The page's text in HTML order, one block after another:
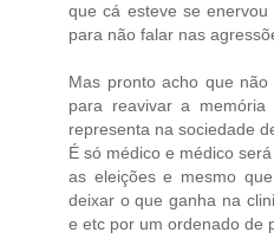
que cá esteve se
para não falar nas
Mas pronto acho que
para reavivar a
representa na sociedade
É só médico e médico
as eleições e mesmo
deixar o que ganha na
e etc por um ordenado de